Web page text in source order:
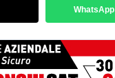
WhatsApp